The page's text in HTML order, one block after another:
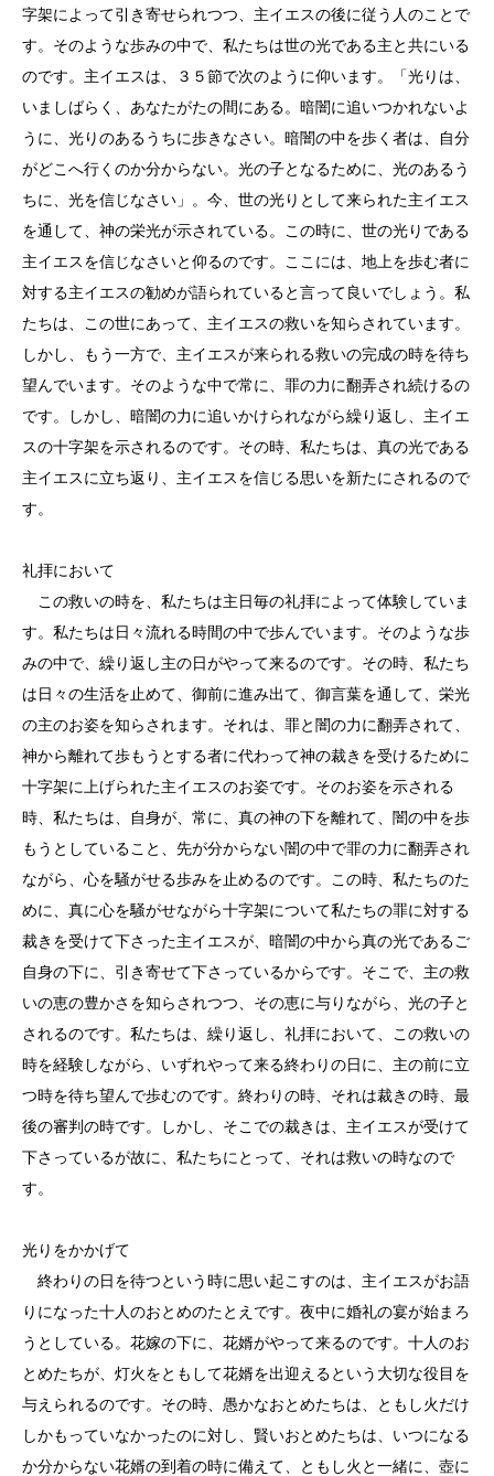
字架によって引き寄せられつつ、主イエスの後に従う人のことで
す。そのような歩みの中で、私たちは世の光である主と共にいる
のです。主イエスは、３５節で次のように仰います。「光りは、
いましばらく、あなたがたの間にある。暗闇に追いつかれないよ
うに、光りのあるうちに歩きなさい。暗闇の中を歩く者は、自分
がどこへ行くのか分からない。光の子となるために、光のあるう
ちに、光を信じなさい」。今、世の光りとして来られた主イエス
を通して、神の栄光が示されている。この時に、世の光りである
主イエスを信じなさいと仰るのです。ここには、地上を歩む者に
対する主イエスの勧めが語られていると言って良いでしょう。私
たちは、この世にあって、主イエスの救いを知らされています。
しかし、もう一方で、主イエスが来られる救いの完成の時を待ち
望んでいます。そのような中で常に、罪の力に翻弄され続けるの
です。しかし、暗闇の力に追いかけられながら繰り返し、主イエ
スの十字架を示されるのです。その時、私たちは、真の光である
主イエスに立ち返り、主イエスを信じる思いを新たにされるので
す。
礼拝において
この救いの時を、私たちは主日毎の礼拝によって体験していま
す。私たちは日々流れる時間の中で歩んでいます。そのような歩
みの中で、繰り返し主の日がやって来るのです。その時、私たち
は日々の生活を止めて、御前に進み出て、御言葉を通して、栄光
の主のお姿を知らされます。それは、罪と闇の力に翻弄されて、
神から離れて歩もうとする者に代わって神の裁きを受けるために
十字架に上げられた主イエスのお姿です。そのお姿を示される
時、私たちは、自身が、常に、真の神の下を離れて、闇の中を歩
もうとしていること、先が分からない闇の中で罪の力に翻弄され
ながら、心を騒がせる歩みを止めるのです。この時、私たちのた
めに、真に心を騒がせながら十字架について私たちの罪に対する
裁きを受けて下さった主イエスが、暗闇の中から真の光であるご
自身の下に、引き寄せて下さっているからです。そこで、主の救
いの恵の豊かさを知らされつつ、その恵に与りながら、光の子と
されるのです。私たちは、繰り返し、礼拝において、この救いの
時を経験しながら、いずれやって来る終わりの日に、主の前に立
つ時を待ち望んで歩むのです。終わりの時、それは裁きの時、最
後の審判の時です。しかし、そこでの裁きは、主イエスが受けて
下さっているが故に、私たちにとって、それは救いの時なので
す。
光りをかかげて
終わりの日を待つという時に思い起こすのは、主イエスがお語
りになった十人のおとめのたとえです。夜中に婚礼の宴が始まろ
うとしている。花嫁の下に、花婿がやって来るのです。十人のお
とめたちが、灯火をともして花婿を出迎えるという大切な役目を
与えられるのです。その時、愚かなおとめたちは、ともし火だけ
しかもっていなかったのに対し、賢いおとめたちは、いつになる
か分からない花婿の到着の時に備えて、ともし火と一緒に、壺に